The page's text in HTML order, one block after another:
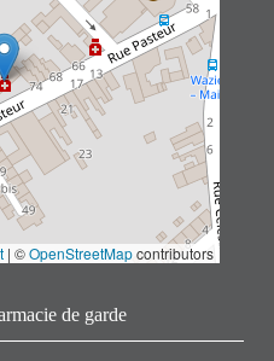
| ©OpenStreetMapcontributors
de garde